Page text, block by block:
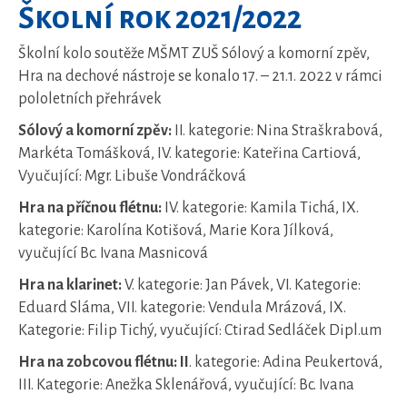
Školní rok 2021/2022
Školní kolo soutěže MŠMT ZUŠ Sólový a komorní zpěv,
Hra na dechové nástroje se konalo 17. – 21.1. 2022 v rámci
pololetních přehrávek
Sólový a komorní zpěv:
II. kategorie: Nina Straškrabová,
Markéta Tomášková, IV. kategorie: Kateřina Cartiová,
Vyučující: Mgr. Libuše Vondráčková
Hra na příčnou flétnu: IV. kategorie: Kamila Tichá, IX.
kategorie: Karolína Kotišová, Marie Kora Jílková,
vyučující Bc. Ivana Masnicová
Hra na klarinet:V. kategorie: Jan Pávek, VI. Kategorie:
Eduard Sláma, VII. kategorie: Vendula Mrázová, IX.
Kategorie: Filip Tichý, vyučující: Ctirad Sedláček Dipl.um
Hra na zobcovou flétnu: II . kategorie: Adina Peukertová,
III. Kategorie: Anežka Sklenářová, vyučující: Bc. Ivana